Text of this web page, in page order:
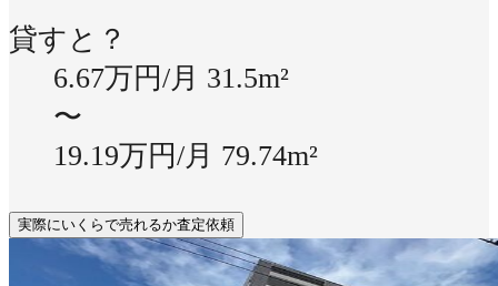
貸すと？
6.67万円/月 31.5m²
〜
19.19万円/月 79.74m²
実際にいくらで売れるか査定依頼